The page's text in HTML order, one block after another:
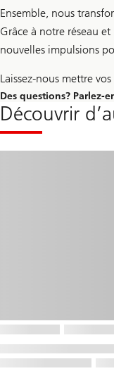
Ensemble, nous
Grâce à notre réseau
nouvelles impulsions
Laissez-nous mettre
Des questions? Parlez-
Découvrir